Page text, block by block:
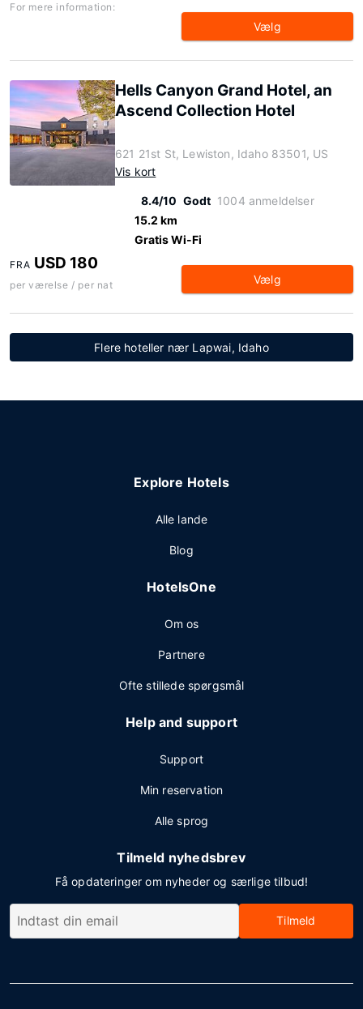
For mere information:
Vælg
Hells Canyon Grand Hotel, an
Ascend Collection Hotel
621 21st St, Lewiston, Idaho 83501, US
Vis kort
8.4/10 Godt 1004 anmeldelser
15.2 km
Gratis Wi-Fi
FRA USD 180
per værelse / per nat Vælg
Flere hoteller nær Lapwai, Idaho
Explore Hotels
Alle lande
Blog
HotelsOne
Om os
Partnere
Ofte stillede spørgsmål
Help and support
Support
Min reservation
Alle sprog
Tilmeld nyhedsbrev
Få opdateringer om nyheder og særlige tilbud!
Tilmeld